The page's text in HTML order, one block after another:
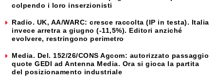
colpendo i loro inserzionisti
Radio. UK, AA/WARC: cresce raccolta (IP in testa). Italia
invece arretra a giugno (-11,5%). Editori anziché
evolvere, restringono perimetro
Media. Del. 152/26/CONS Agcom: autorizzato passaggio
quote GEDI ad Antenna Media. Ora si gioca la partita
del posizionamento industriale